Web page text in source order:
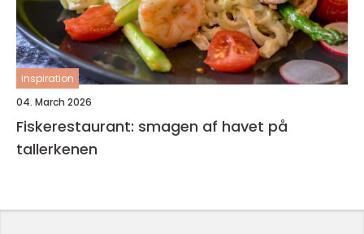
inspiration
04. March 2026
Fiskerestaurant: smagen af havet på
tallerkenen